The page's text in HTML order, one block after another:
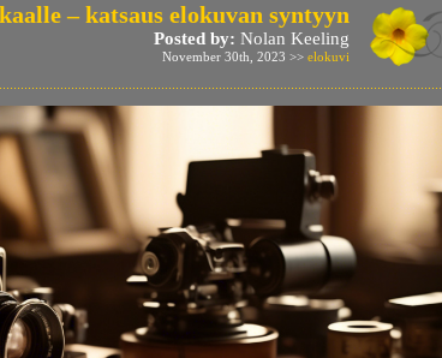
– katsaus elokuvan syntyyn
Posted by: Nolan Keeling
November 30th, 2023 >> elokuvi